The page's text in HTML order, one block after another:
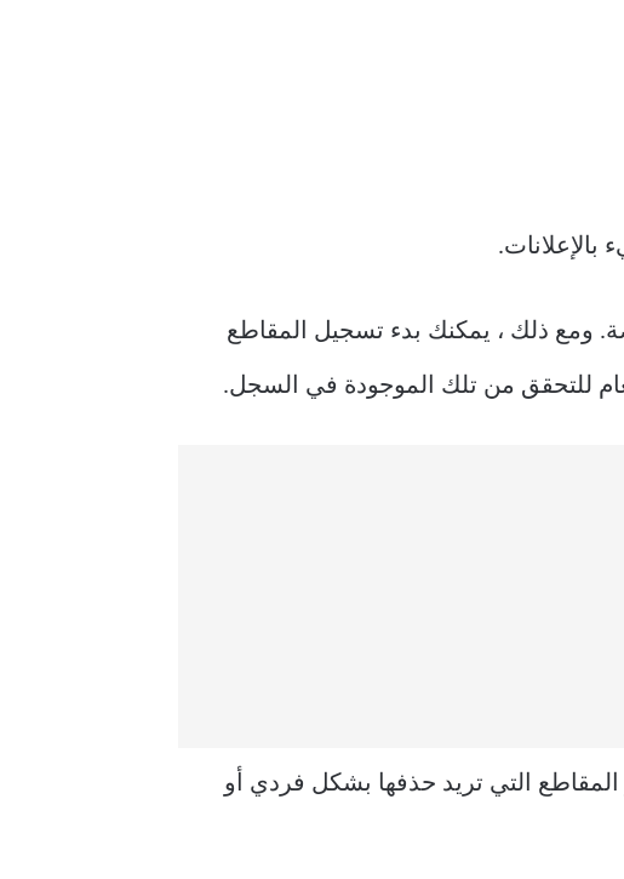
بالإعلانات.
المدفوعة هذه الإعلانات وتتيح لك تسجيل ما يصل إلى 9999 قصاصة. ومع ذلك ، يمكنك بدء تسجيل المقاطع
للتحقق من تلك الموجودة في السجل.
التي تريد حذفها بشكل فردي أو